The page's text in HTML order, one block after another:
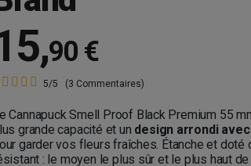
,90 €
5/5 (3 Commentaires)
Cannapuck Smell Proof Black Premium 55
grande capacité et un design arrondi
garder vos fleurs fraîches. Étanche et
: le moyen le plus sûr et le plus haut